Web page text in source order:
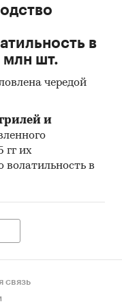
в
млн шт.
чередой
и
гг их
волатильность в
связь